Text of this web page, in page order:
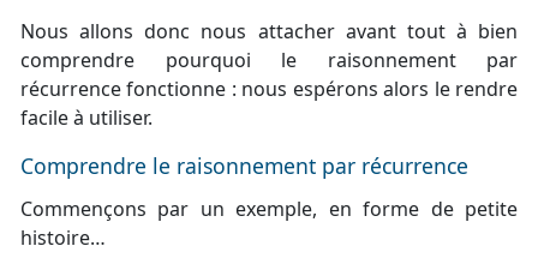
Nous allons donc nous attacher avant tout à bien
comprendre pourquoi le raisonnement par
récurrence fonctionne : nous espérons alors le rendre
facile à utiliser.
Comprendre le raisonnement par récurrence
Commençons par un exemple, en forme de petite
histoire…